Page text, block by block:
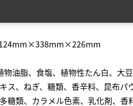
油脂、食塩、植物性たん白、大
ス、ねぎ、糖類、香辛料、昆布
糖類、カラメル色素、乳化剤、